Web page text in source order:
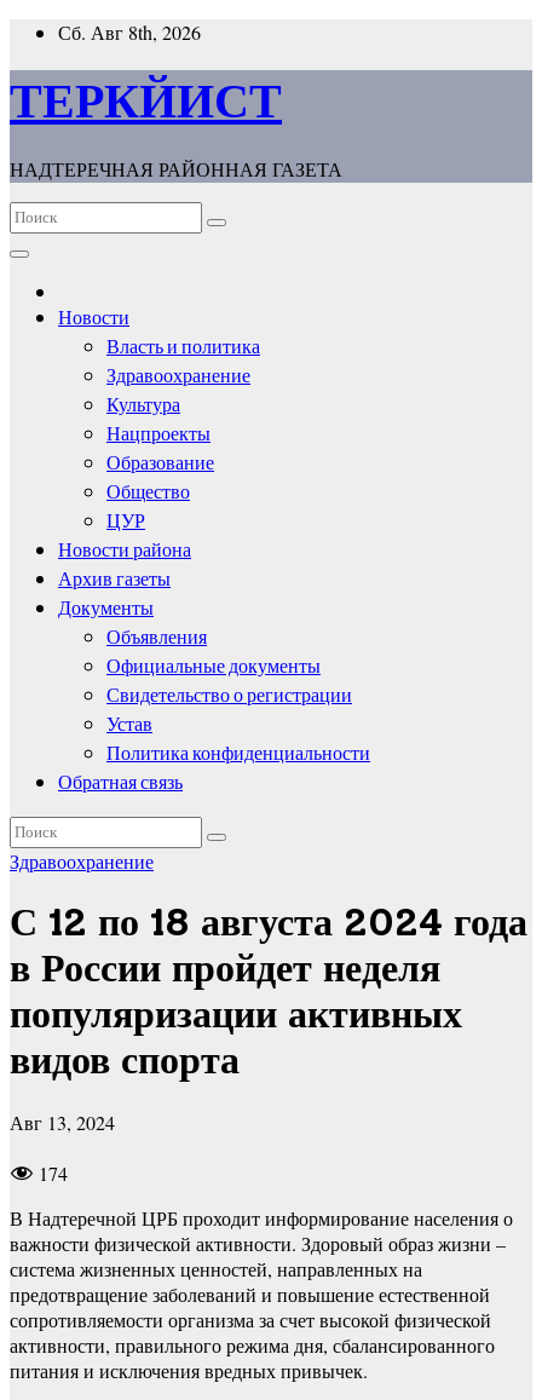
Перейти
содержимому
Сб. Авг 8th, 2026
ТЕРКЙИСТ
НАДТЕРЕЧНАЯ РАЙОННАЯ ГАЗЕТА
Новости
Власть и политика
Здравоохранение
Культура
Нацпроекты
Образование
Общество
ЦУР
Новости района
Архив газеты
Документы
Объявления
Официальные документы
Свидетельство о регистрации
Устав
Политика конфиденциальности
Обратная связь
Здравоохранение
С 12 по 18 августа 2024 года
в России пройдет неделя
популяризации активных
видов спорта
Авг 13, 2024
174
В Надтеречной ЦРБ проходит информирование населения о
важности физической активности. Здоровый образ жизни –
система жизненных ценностей, направленных на
предотвращение заболеваний и повышение естественной
сопротивляемости организма за счет высокой физической
активности, правильного режима дня, сбалансированного
питания и исключения вредных привычек.